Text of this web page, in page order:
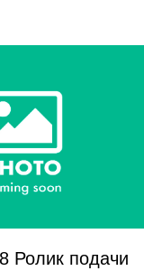
Ролик подачи